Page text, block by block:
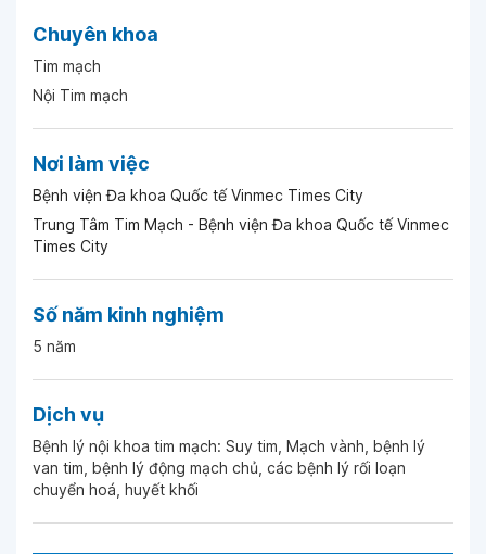
Chuyên khoa
Tim mạch
Nội Tim mạch
Nơi làm việc
Bệnh viện Đa khoa Quốc tế Vinmec Times City
Trung Tâm Tim Mạch - Bệnh viện Đa khoa Quốc tế Vinmec
Times City
Số năm kinh nghiệm
5 năm
Dịch vụ
Bệnh lý nội khoa tim mạch: Suy tim, Mạch vành, bệnh lý
van tim, bệnh lý động mạch chủ, các bệnh lý rối loạn
chuyển hoá, huyết khối